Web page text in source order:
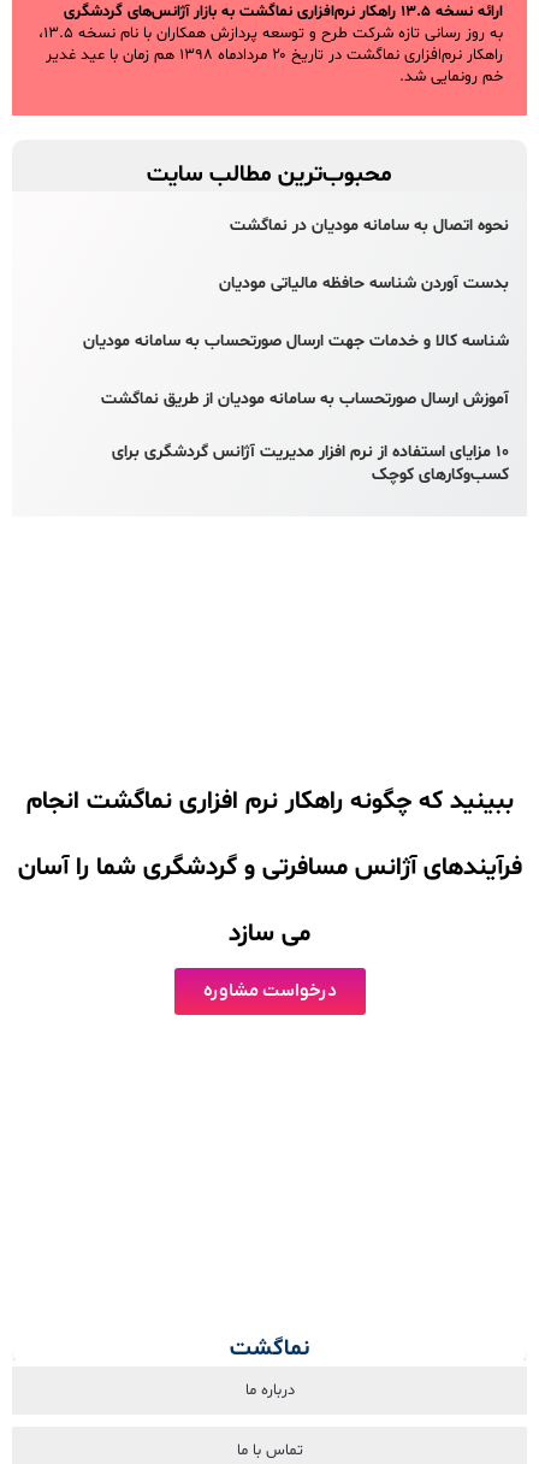
ارائه نسخه ۱۳.۵ راهکار نرم‌افزاری نماگشت به بازار آژانس‌های گردشگری
به روز رسانی تازه شرکت طرح و توسعه پردازش همکاران با نام نسخه ۱۳.۵،
راهکار نرم‌افزاری نماگشت در تاریخ ۲۰ مردادماه ۱۳۹۸ هم زمان با عید غدیر
خم رونمایی شد.
محبوب‌ترین مطالب سایت
نحوه اتصال به سامانه مودیان در نماگشت
بدست آوردن شناسه حافظه مالیاتی مودیان
شناسه کالا و خدمات جهت ارسال صورتحساب به سامانه مودیان
آموزش ارسال صورتحساب به سامانه مودیان از طریق نماگشت
۱۰ مزایای استفاده از نرم افزار مدیریت آژانس گردشگری برای
کسب‌وکارهای کوچک
ببینید که چگونه راهکار نرم افزاری نماگشت انجام
فرآیندهای آژانس مسافرتی و گردشگری شما را آسان
می سازد
درخواست مشاوره
نماگشت
درباره ما
تماس با ما